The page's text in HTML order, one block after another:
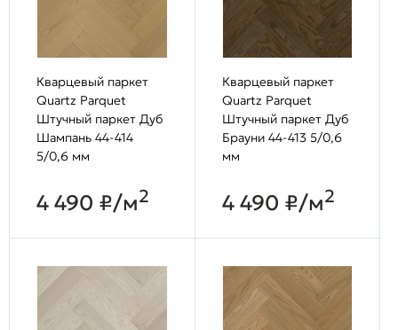
Кварцевый паркет
Quartz Parquet
Штучный паркет Дуб
Шампань 44-414
5/0,6 мм
4 490 ₽/м2
Кварцевый паркет
Quartz Parquet
Штучный паркет Дуб
Брауни 44-413 5/0,6
мм
4 490 ₽/м2